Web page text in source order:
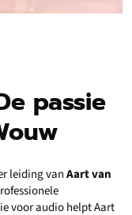
passie
leiding vanAart van
voor audio helpt Aart